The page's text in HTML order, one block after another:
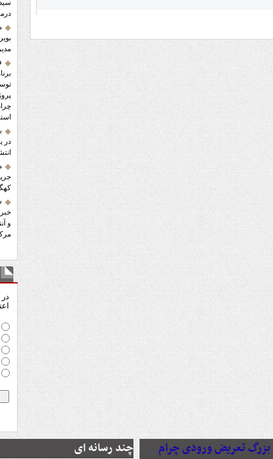
در
و
پروژه بزرگ تعریض ورودی چرام چند رسانه ای